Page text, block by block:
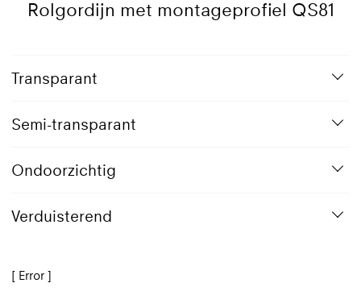
Rolgordijn met montageprofiel QS81
Transparant
Semi-transparant
Ondoorzichtig
Verduisterend
[ Error ]